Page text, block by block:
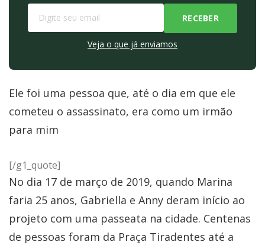
Veja o que já enviamos
Ele foi uma pessoa que, até o dia em que ele
cometeu o assassinato, era como um irmão
para mim
[/g1_quote]
No dia 17 de março de 2019, quando Marina
faria 25 anos, Gabriella e Anny deram início ao
projeto com uma passeata na cidade. Centenas
de pessoas foram da Praça Tiradentes até a